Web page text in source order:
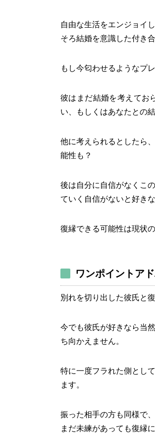
自由な生活をエンジョイ
そろ結婚を意識した付き
もし今匂わせるようなプ
彼はまだ結婚を考えてお
い、もしくはあなたとの
他に考えられるとしたら
能性も？
後は自分に自信がなくこ
ていく自信がないと好き
復縁できる可能性は現状
ワンポイントア
別れを切り出した彼氏と
今でも彼氏が好きなら当
ち向かえません。
特に一度フラれた側とし
ます。
振った相手の方も同様で
まだ未練があっても復縁